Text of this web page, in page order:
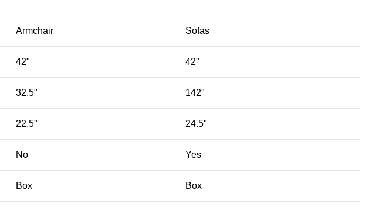
Armchair Sofas
42" 42"
32.5" 142"
22.5" 24.5"
No Yes
Box Box